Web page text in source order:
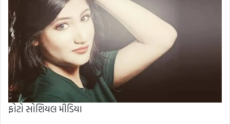
ફોટો સોશિયલ મીડિયા